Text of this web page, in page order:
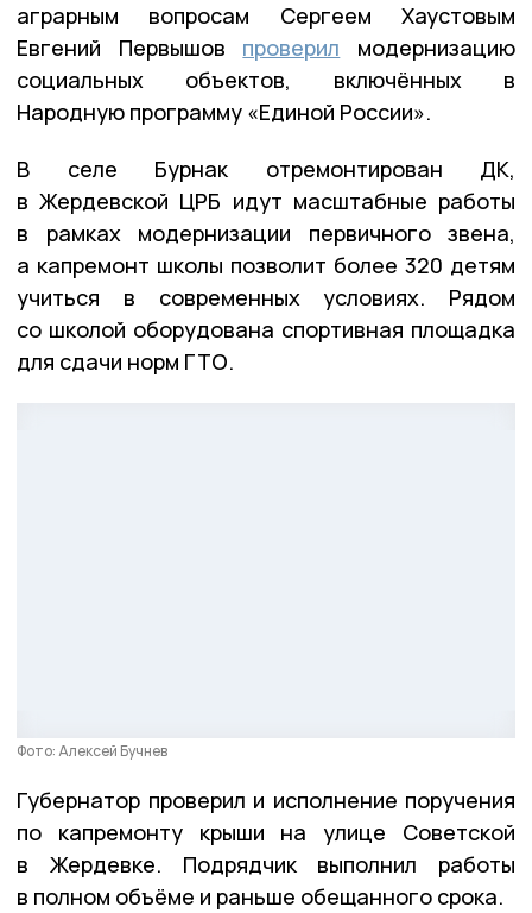
аграрным вопросам Сергеем Хаустовым
Евгений Первышов проверил модернизацию
социальных объектов, включённых в
Народную программу «Единой России».
В селе Бурнак отремонтирован ДК,
в Жердевской ЦРБ идут масштабные работы
в рамках модернизации первичного звена,
а капремонт школы позволит более 320 детям
учиться в современных условиях. Рядом
со школой оборудована спортивная площадка
для сдачи норм ГТО.
Фото: Алексей Бучнев
Губернатор проверил и исполнение поручения
по капремонту крыши на улице Советской
в Жердевке. Подрядчик выполнил работы
в полном объёме и раньше обещанного срока.